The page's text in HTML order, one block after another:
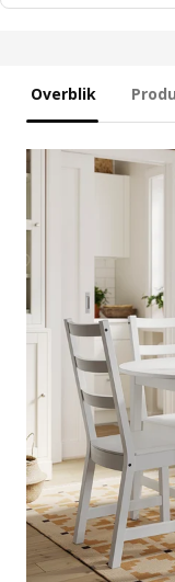
Overblik